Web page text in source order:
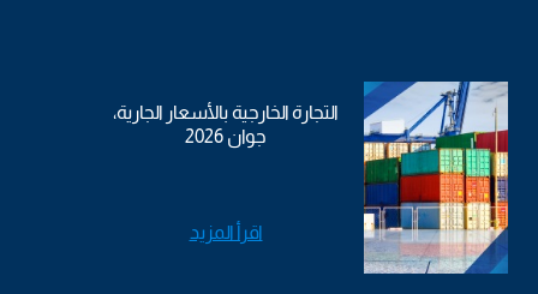
التجارة الخارجية بالأسعار الجارية،
جوان 2026
اقرأ المزيد